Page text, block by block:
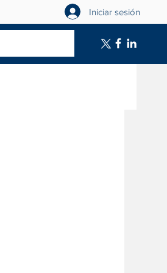
Iniciar sesión